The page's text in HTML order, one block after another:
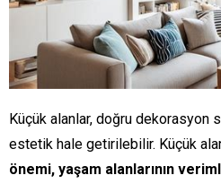
Küçük alanlar, doğru
estetik hale getirilebilir. Küçük
önemi, yaşam alanlarının